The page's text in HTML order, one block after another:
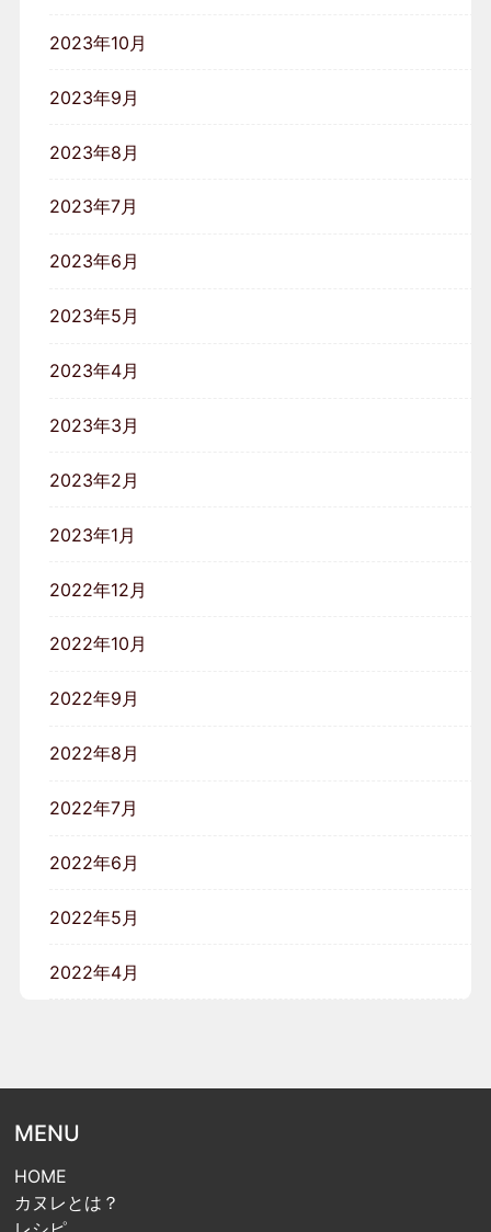
2023年10月
2023年9月
2023年8月
2023年7月
2023年6月
2023年5月
2023年4月
2023年3月
2023年2月
2023年1月
2022年12月
2022年10月
2022年9月
2022年8月
2022年7月
2022年6月
2022年5月
2022年4月
MENU
HOME
カヌレとは？